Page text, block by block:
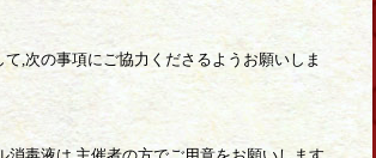
,次の事項にご協力くださるようお願いしま